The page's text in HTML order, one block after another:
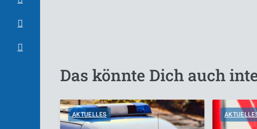
Das könnte Dich auch
AKTUELLES